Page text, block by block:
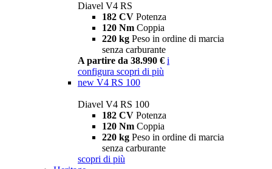
Diavel V4 RS
182 CV Potenza
120 Nm Coppia
220 kg Peso in ordine di marcia
senza carburante
A partire da 38.990 € i
configura scopri di più
new V4 RS 100
Diavel V4 RS 100
182 CV Potenza
120 Nm Coppia
220 kg Peso in ordine di marcia
senza carburante
scopri di più